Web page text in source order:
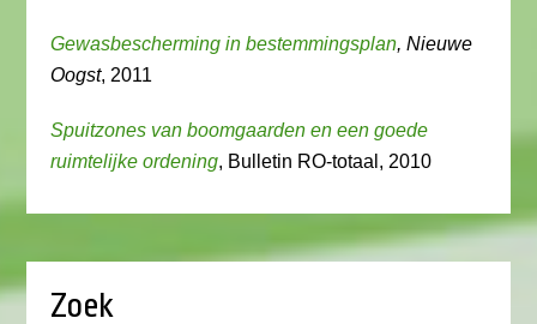
Gewasbescherming in bestemmingsplan, Nieuwe
Oogst, 2011
Spuitzones van boomgaarden en een goede
ruimtelijke ordening, Bulletin RO-totaal, 2010
Zoek